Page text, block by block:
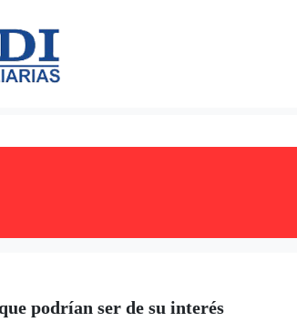
podrían ser de su interés